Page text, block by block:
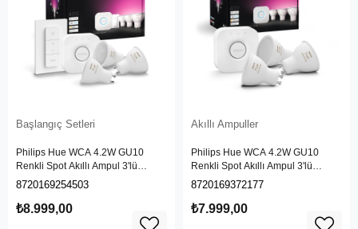
Başlangıç Setleri
Philips Hue WCA 4.2W GU10
Renkli Spot Akıllı Ampul 3'lü
Başlangıç Seti (Kumandalı)
8720169254503
₺8.999,00
Akıllı Ampuller
Philips Hue WCA 4.2W GU10
Renkli Spot Akıllı Ampul 3'lü
Başlangıç Seti
8720169372177
₺7.999,00